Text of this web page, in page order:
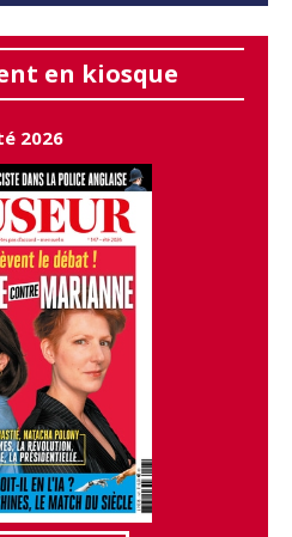
en kiosque
2026